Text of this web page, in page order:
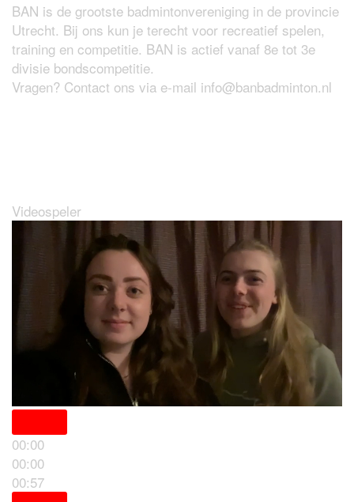
BAN is de grootste badmintonvereniging in de provincie
Utrecht. Bij ons kun je terecht voor recreatief spelen,
training en competitie. BAN is actief vanaf 8e tot 3e
divisie bondscompetitie.
Vragen? Contact ons via e-mail info@banbadminton.nl
Videospeler
00:00
00:00
00:57